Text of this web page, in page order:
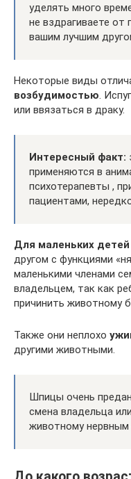
уделять много
не вздрагиваете от
вашим лучшим
Некоторые виды
возбудимостью.
или ввязаться в драку.
Интересный факт:
применяются в
психотерапевты ,
пациентами,
Для маленьких детей
другом с функциями
маленькими членами
владельцем, так как
причинить животному
Также они неплохо
другими животными.
Шпицы очень
смена владельца
животному